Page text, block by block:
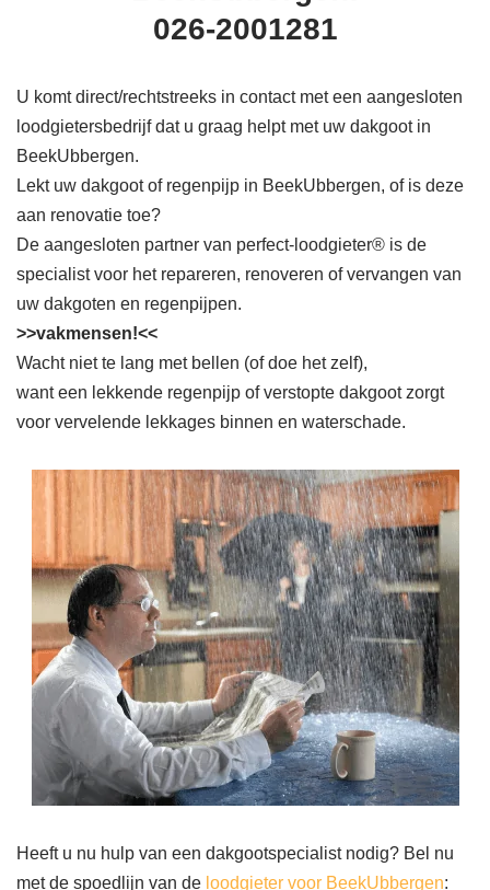
026-2001281
U komt direct/rechtstreeks in contact met een aangesloten
loodgietersbedrijf dat u graag helpt met uw dakgoot in
BeekUbbergen.
Lekt uw dakgoot of regenpijp in BeekUbbergen, of is deze
aan renovatie toe?
De aangesloten partner van perfect-loodgieter® is de
specialist voor het repareren, renoveren of vervangen van
uw dakgoten en regenpijpen.
>>vakmensen!<<
Wacht niet te lang met bellen (of doe het zelf),
want een lekkende regenpijp of verstopte dakgoot zorgt
voor vervelende lekkages binnen en waterschade.
Heeft u nu hulp van een dakgootspecialist nodig? Bel nu
met de spoedlijn van de loodgieter voor BeekUbbergen: